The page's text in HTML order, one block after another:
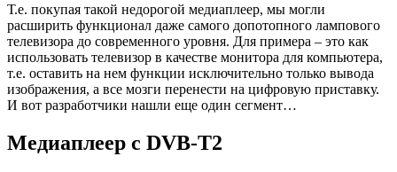
Т.е. покупая такой недорогой медиаплеер, мы могли
расширить функционал даже самого допотопного лампового
телевизора до современного уровня. Для примера – это как
использовать телевизор в качестве монитора для компьютера,
т.е. оставить на нем функции исключительно только вывода
изображения, а все мозги перенести на цифровую приставку.
И вот разработчики нашли еще один сегмент…
Медиаплеер с DVB-T2